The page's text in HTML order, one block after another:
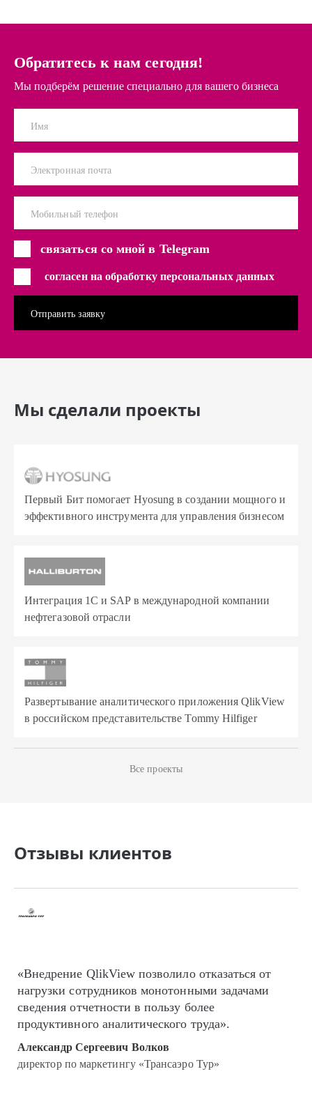
Обратитесь к нам сегодня!
Мы подберём решение специально для вашего бизнеса
Имя
Электронная почта
Мобильный телефон
связаться со мной в Telegram
согласен на обработку персональных данных
Мы сделали проекты
Первый Бит помогает Hyosung в создании мощного и
эффективного инструмента для управления бизнесом
Интеграция 1С и SAP в международной компании
нефтегазовой отрасли
Развертывание аналитического приложения QlikView
в российском представительстве Tommy Hilfiger
Все проекты
Отзывы клиентов
«Внедрение QlikView позволило отказаться от
нагрузки сотрудников монотонными задачами
сведения отчетности в пользу более
продуктивного аналитического труда».
Александр Сергеевич Волков
директор по маркетингу «Трансаэро Тур»